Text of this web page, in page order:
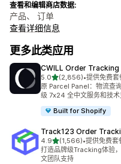
查看和编辑商店数据:
产品、 订单
查看详细信息
更多此类应用
CWILL Order Tracking
5.0星（满分 5 星）
(2,856)
总共 2856 条评论
•提供免费套
原 Parcel Panel：物流查
级 7x24 全中文服务和技术
Built for Shopify
Track123 Order
4.9星（满分 5 星）
(1,566)
总共 1566 条评论
•提供免费套
打造品牌级Tracking体验
文团队支持